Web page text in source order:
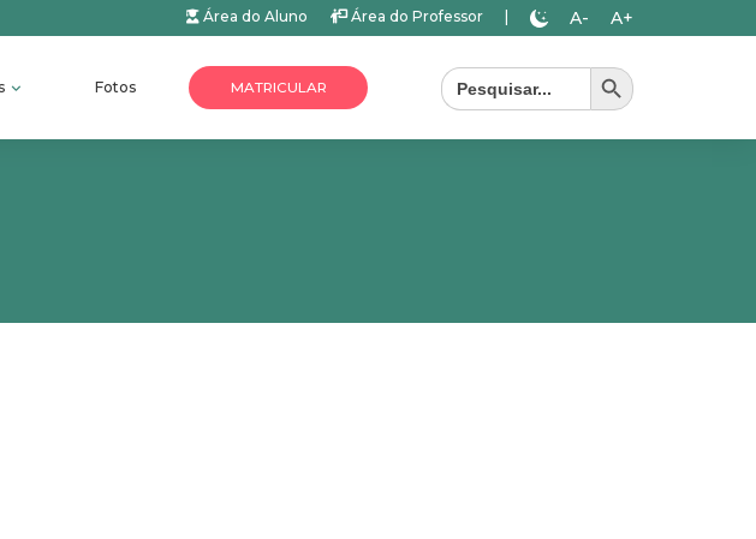
Área do Aluno Área do Professor A- A+
Fotos MATRICULAR
Search
for:
Search Button